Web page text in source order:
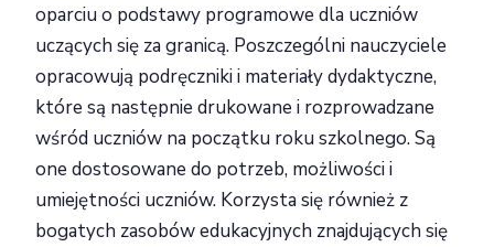
oparciu o podstawy programowe dla uczniów
uczących się za granicą. Poszczególni nauczyciele
opracowują podręczniki i materiały dydaktyczne,
które są następnie drukowane i rozprowadzane
wśród uczniów na początku roku szkolnego. Są
one dostosowane do potrzeb, możliwości i
umiejętności uczniów. Korzysta się również z
bogatych zasobów edukacyjnych znajdujących się